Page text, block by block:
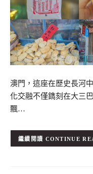
澳門，這座在歷史長河
化交融不僅鐫刻在大三
飄…
CONTINUE